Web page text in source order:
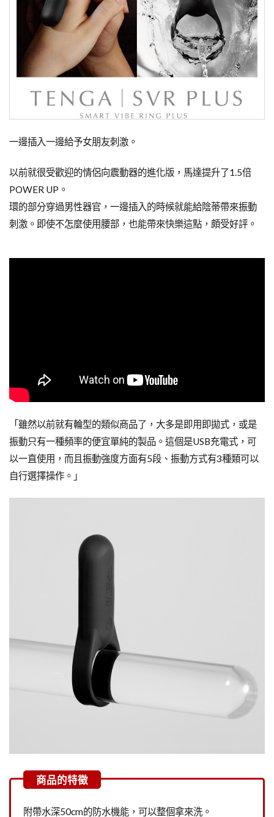
一邊插入一邊給予女朋友刺激。
以前就很受歡迎的情侶向震動器的進化版，馬達提升了1.5倍
POWER UP。
環的部分穿過男性器官，一邊插入的時候就能給陰蒂帶來振動
刺激。即使不怎麼使用腰部，也能帶來快樂這點，頗受好評。
「雖然以前就有輪型的類似商品了，大多是即用即拋式，或是
振動只有一種頻率的便宜單純的製品。這個是USB充電式，可
以一直使用，而且振動強度方面有5段、振動方式有3種類可以
自行選擇操作。」
附帶水深50cm的防水機能，可以整個拿來洗。